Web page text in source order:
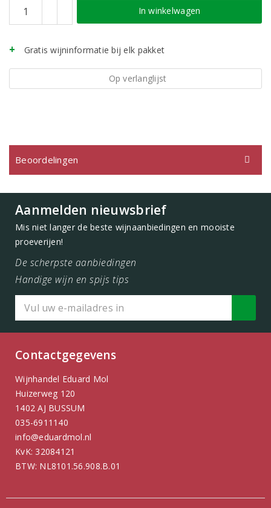
In winkelwagen
Gratis wijninformatie bij elk pakket
Op verlanglijst
Beoordelingen
Aanmelden nieuwsbrief
Mis niet langer de beste wijnaanbiedingen en mooiste
proeverijen!
De scherpste aanbiedingen
Handige wijn en spijs tips
Contactgegevens
Wijnhandel Eduard Mol
Huizerweg 120
1402 AJ BUSSUM
035-6911140
info@eduardmol.nl
KvK: 32084121
BTW: NL8101.56.908.B.01